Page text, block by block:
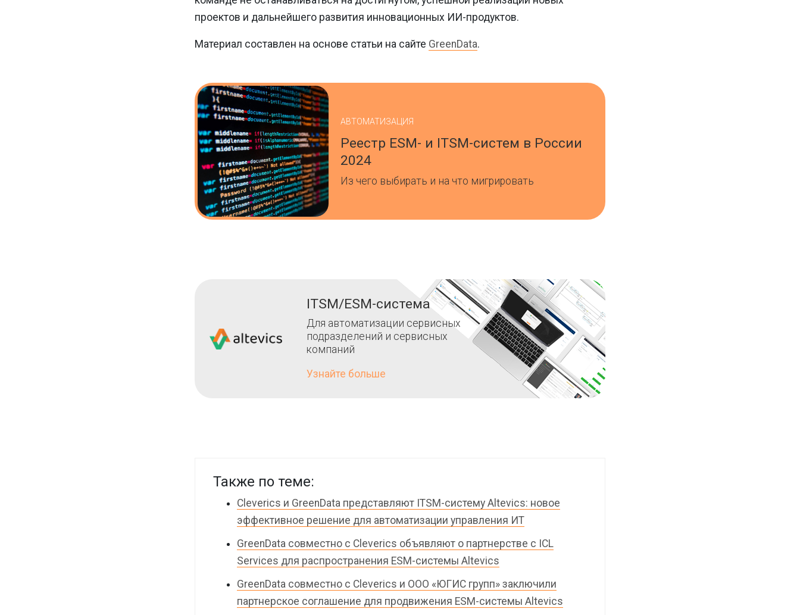
проектов и дальнейшего развития инновационных ИИ-продуктов.
Материал составлен на основе статьи на сайте GreenData.
АВТОМАТИЗАЦИЯ
Реестр ESM- и ITSM-систем в России
2024
Из чего выбирать и на что мигрировать
ITSM/ESM-система
Для автоматизации сервисных
подразделений и сервисных
компаний
Узнайте больше
Также по теме:
Cleverics и GreenData представляют ITSM-систему Altevics: новое
эффективное решение для автоматизации управления ИТ
GreenData совместно с Cleverics объявляют о партнерстве c ICL
Services для распространения ESM-системы Altevics
GreenData совместно с Cleverics и ООО «ЮГИС групп» заключили
партнерское соглашение для продвижения ESM-системы Altevics